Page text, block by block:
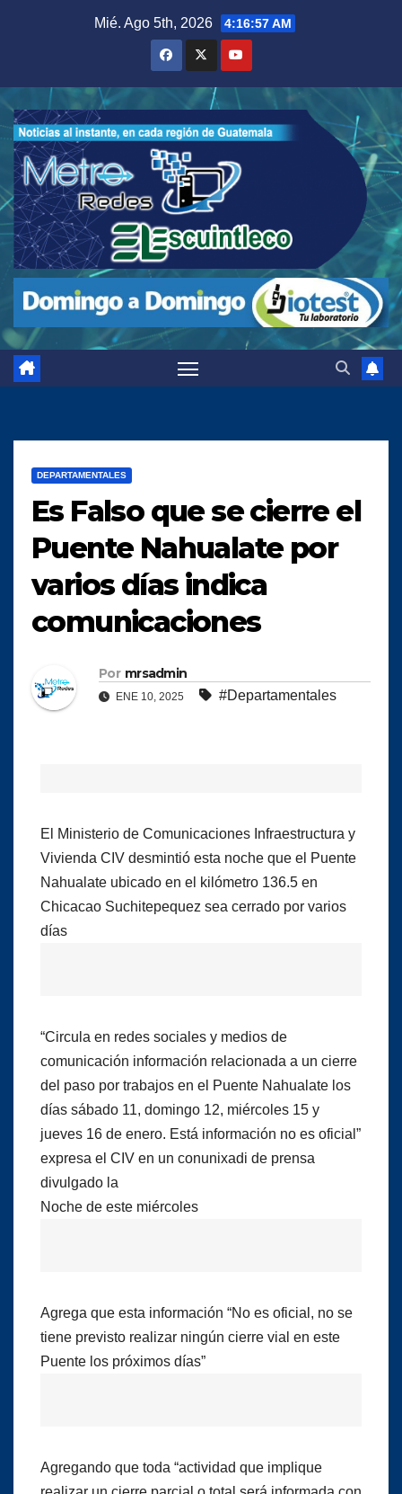
Mié. Ago 5th, 2026 4:16:58 AM
DEPARTAMENTALES
Es Falso que se cierre el
Puente Nahualate por
varios días indica
comunicaciones
Por mrsadmin
ENE 10, 2025 #Departamentales
El Ministerio de Comunicaciones Infraestructura y
Vivienda CIV desmintió esta noche que el Puente
Nahualate ubicado en el kilómetro 136.5 en
Chicacao Suchitepequez sea cerrado por varios
días
“Circula en redes sociales y medios de
comunicación información relacionada a un cierre
del paso por trabajos en el Puente Nahualate los
días sábado 11, domingo 12, miércoles 15 y
jueves 16 de enero. Está información no es oficial”
expresa el CIV en un conunixadi de prensa
divulgado la
Noche de este miércoles
Agrega que esta información “No es oficial, no se
tiene previsto realizar ningún cierre vial en este
Puente los próximos días”
Agregando que toda “actividad que implique